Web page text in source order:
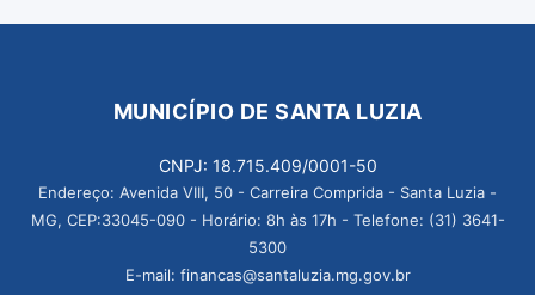
MUNICÍPIO DE SANTA LUZIA
CNPJ: 18.715.409/0001-50
Endereço: Avenida VIII, 50 - Carreira Comprida - Santa Luzia -
MG, CEP:33045-090 - Horário: 8h às 17h - Telefone: (31) 3641-
5300
E-mail: financas@santaluzia.mg.gov.br